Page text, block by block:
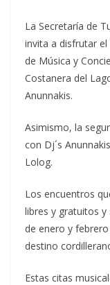
La Secretaría de
invita a disfrutar el
de Música y
Costanera del
Anunnakis.
Asimismo, la
con Dj´s
Lolog.
Los encuentros
libres y gratuitos y
de enero y
destino
Estas citas